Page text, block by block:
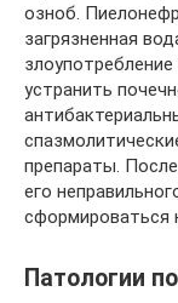
озноб.
загрязненная
устранить
препараты.
его
сформироваться
Патологии